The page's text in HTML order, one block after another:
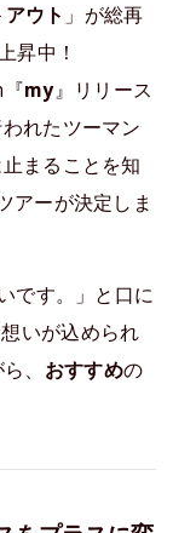
ウト 」が総再
昇中！
my』リリース
れたツーマン
まることを知
アーが決定しま
です。」と口に
いが込められ
、 おすすめの